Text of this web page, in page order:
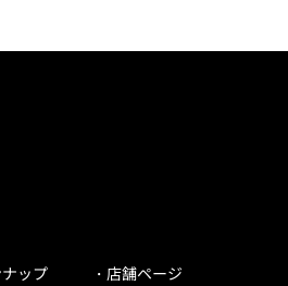
ップ 店舗ページ